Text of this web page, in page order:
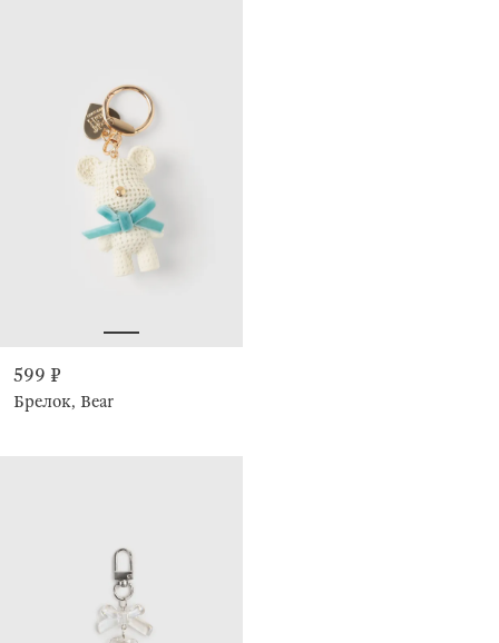
599 ₽
Брелок, Bear